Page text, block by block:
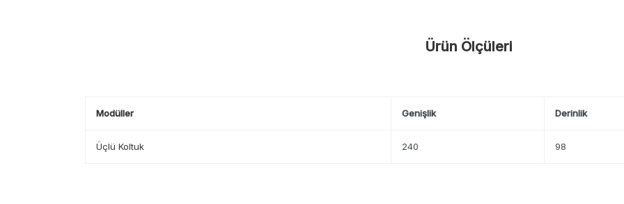
Ürün Ölçüleri
Modüller Genişlik Derinlik
Üçlü Koltuk 240 98